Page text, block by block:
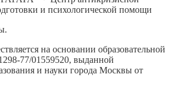
и психологической помощи
на основании образовательной
77/01559520, выданной
и науки города Москвы от